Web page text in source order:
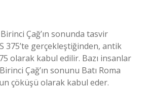
Çağ’ın sonunda tasvir
375’te gerçekleştiğinden, antik
olarak kabul edilir. Bazı insanlar
Çağ’ın sonunu Batı Roma
çöküşü olarak kabul eder.